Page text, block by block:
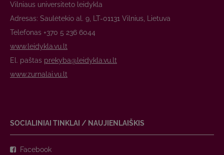
Vilniaus universiteto leidykla
Adresas: Saulėtekio al. 9, LT-01131 Vilnius, Lietuva
Telefonas +370 5 236 6044
www.leidykla.vu.lt
El. paštas prekyba@leidykla.vu.lt
www.zurnalai.vu.lt
SOCIALINIAI TINKLAI / NAUJIENLAIŠKIS
Facebook